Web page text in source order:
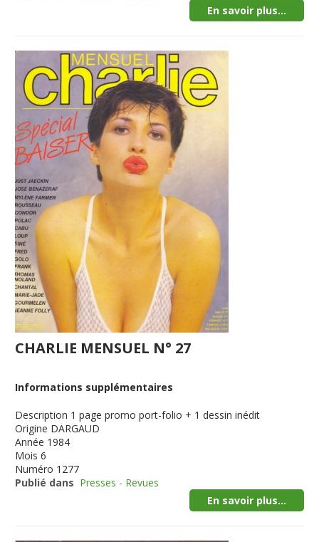
En savoir plus...
CHARLIE MENSUEL N° 27
Informations supplémentaires
Description 1 page promo port-folio + 1 dessin inédit
Origine DARGAUD
Année 1984
Mois 6
Numéro 1277
Publié dans Presses - Revues
En savoir plus...